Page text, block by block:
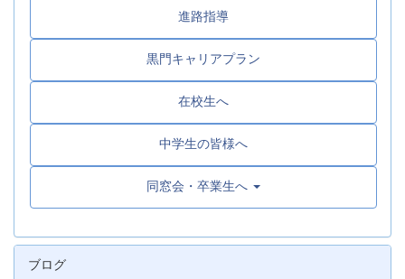
進路指導
黒門キャリアプラン
在校生へ
中学生の皆様へ
同窓会・卒業生へ
ブログ